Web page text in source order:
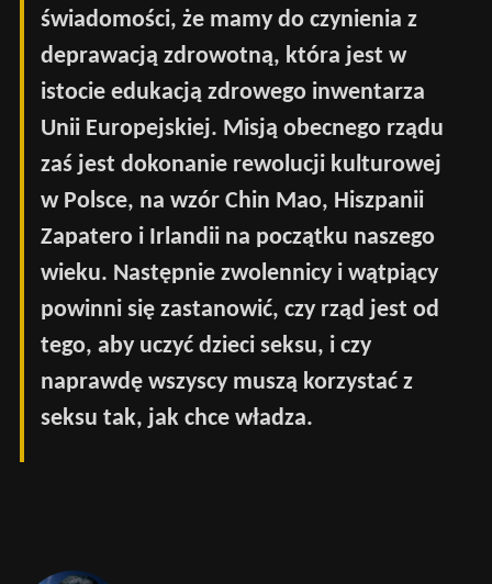
świadomości, że mamy do czynienia z
deprawacją zdrowotną, która jest w
istocie edukacją zdrowego inwentarza
Unii Europejskiej. Misją obecnego rządu
zaś jest dokonanie rewolucji kulturowej
w Polsce, na wzór Chin Mao, Hiszpanii
Zapatero i Irlandii na początku naszego
wieku. Następnie zwolennicy i wątpiący
powinni się zastanowić, czy rząd jest od
tego, aby uczyć dzieci seksu, i czy
naprawdę wszyscy muszą korzystać z
seksu tak, jak chce władza.